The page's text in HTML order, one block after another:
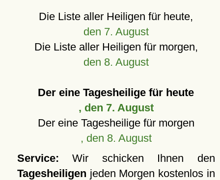
Die Liste aller Heiligen für heute,
den 7. August
Die Liste aller Heiligen für morgen,
den 8. August
Der eine Tagesheilige für heute
, den 7. August
Der eine Tagesheilige für morgen
, den 8. August
Service: Wir schicken Ihnen den
Tagesheiligen jeden Morgen kostenlos in